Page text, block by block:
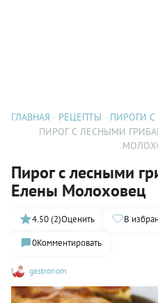
ГЛАВНАЯ РЕЦЕПТЫ
ПИРОГИ
ПИРОГ С ЛЕСНЫМИ
Пирог с лесными
Елены Молоховец
gastronom
4.50 (2)Оценить В
0Комментировать